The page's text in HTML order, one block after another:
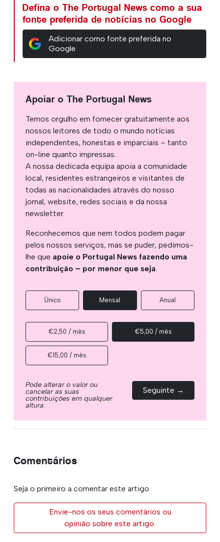
Defina o The Portugal News como a sua
fonte preferida de notícias no Google
Adicionar como fonte preferida no
Google
Apoiar o The Portugal News
Temos orgulho em fornecer gratuitamente aos
nossos leitores de todo o mundo notícias
independentes, honestas e imparciais – tanto
on-line quanto impressas.
A nossa dedicada equipa apoia a comunidade
local, residentes estrangeiros e visitantes de
todas as nacionalidades através do nosso
jornal, website, redes sociais e da nossa
newsletter.
Reconhecemos que nem todos podem pagar
pelos nossos serviços, mas se puder, pedimos-
lhe que apoie o Portugal News fazendo uma
contribuição – por menor que seja.
Único Mensal Anual
€2,50 / mês €5,00 / mês
€15,00 / mês
Pode alterar o valor ou
cancelar as suas
contribuições em qualquer
altura.
Seguinte →
Comentários
Seja o primeiro a comentar este artigo
Envie-nos os seus comentários ou
opinião sobre este artigo.